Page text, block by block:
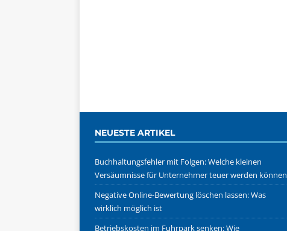
NEUESTE ARTIKEL
Buchhaltungsfehler mit Folgen: Welche kleinen
Versäumnisse für Unternehmer teuer werden können
Negative Online-Bewertung löschen lassen: Was
wirklich möglich ist
Betriebskosten im Fuhrpark senken: Wie